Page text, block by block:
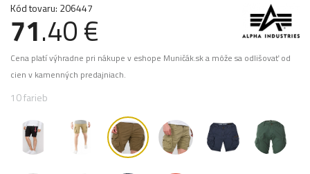
Kód tovaru: 206447
71.40 €
Cena platí výhradne pri nákupe v eshope Muničák.sk a môže sa odlišovať od
cien v kamenných predajniach.
10 farieb